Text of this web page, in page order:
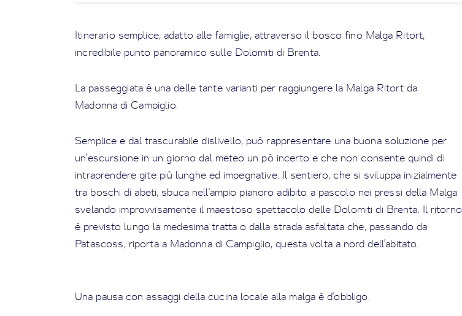
Itinerario semplice, adatto alle famiglie, attraverso il bosco fino Malga Ritort,
incredibile punto panoramico sulle Dolomiti di Brenta.
La passeggiata è una delle tante varianti per raggiungere la Malga Ritort da
Madonna di Campiglio.
Semplice e dal trascurabile dislivello, può rappresentare una buona soluzione per
un'escursione in un giorno dal meteo un pò incerto e che non consente quindi di
intraprendere gite più lunghe ed impegnative. Il sentiero, che si sviluppa inizialmente
tra boschi di abeti, sbuca nell'ampio pianoro adibito a pascolo nei pressi della Malga
svelando improvvisamente il maestoso spettacolo delle Dolomiti di Brenta. Il ritorno
è previsto lungo la medesima tratta o dalla strada asfaltata che, passando da
Patascoss, riporta a Madonna di Campiglio, questa volta a nord dell'abitato.
Una pausa con assaggi della cucina locale alla malga è d'obbligo.